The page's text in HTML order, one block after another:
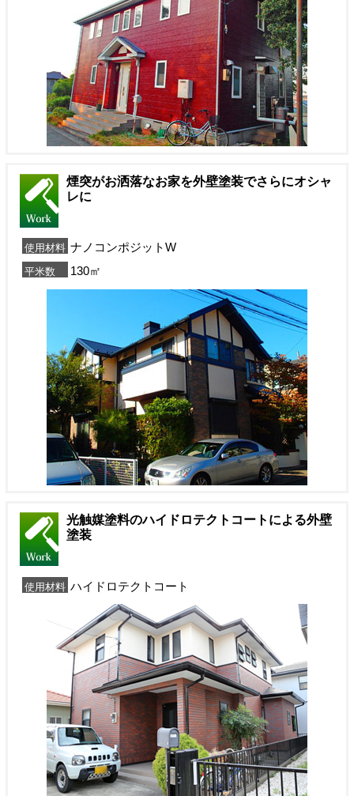
煙突がお洒落なお家を外壁塗装でさらにオシャ
レに
使用材料 ナノコンポジットW
平米数 130㎡
光触媒塗料のハイドロテクトコートによる外壁
塗装
使用材料 ハイドロテクトコート